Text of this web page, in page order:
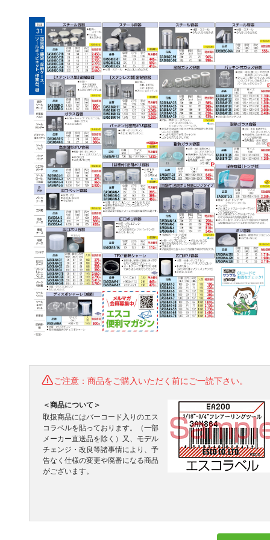
ご注意：商品をご購入いただく前にご一読下さい。
＜商品について＞
取扱商品にはバーコード入りのエス
コラベルを貼っております。（一部
メーカー直送品を除く）又、モデル
チェンジ・改良等諸事情により、予
告なく仕様の変更や廃番になる商品
がございます。